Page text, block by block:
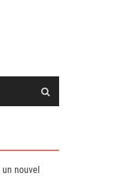
nouvel